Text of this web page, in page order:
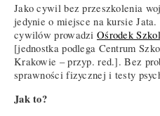
Jako cywil bez przeszkolenia
jedynie o miejsce na kursie Jata.
cywilów prowadzi Ośrodek
[jednostka podlega Centrum
Krakowie – przyp. red.]. Bez
sprawności fizycznej i testy
Jak to?